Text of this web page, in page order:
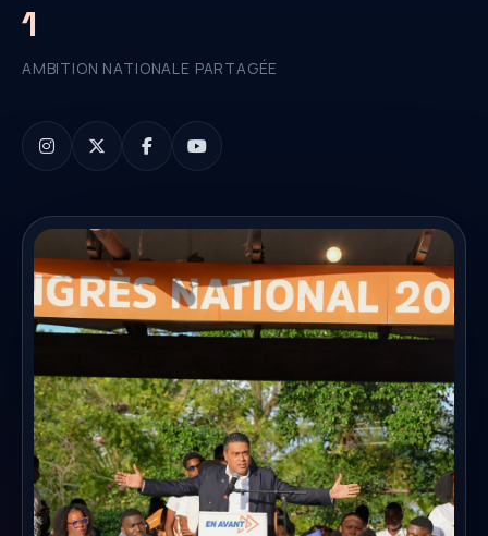
1
AMBITION NATIONALE PARTAGÉE